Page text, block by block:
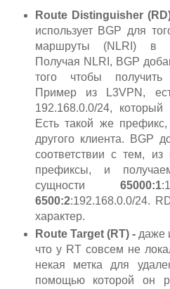
Route Distinguisher
использует BGP для
маршруты (NLRI) в
Получая NLRI, BGP
того чтобы
Пример из L3VPN,
192.168.0.0/24,
Есть такой же
другого клиента. BGP
соответствии с тем,
префиксы, и
сущности 65000:1
6500:2:192.168.0.0/24.
характер.
Route Target (RT) -даже
что у RT совсем не
некая метка для
помощью которой он